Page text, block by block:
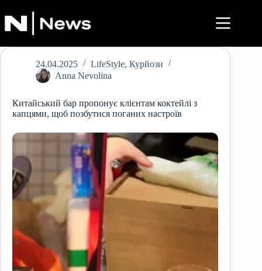
до
вмісту
24.04.2025 LifeStyle, Курйози
Anna Nevolina
Китайський бар пропонує клієнтам коктейлі з
капцями, щоб позбутися поганих настроїв